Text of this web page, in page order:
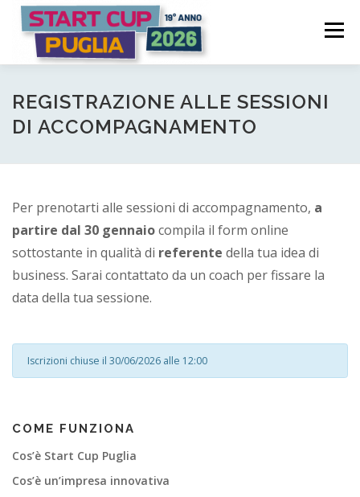
Passa
contenuto
a
C
p
P
u
Menù
COME FUNZIONA PARTECIPA PREMI
LOGIN CANDIDATURA
REGISTRAZIONE ALLE SESSIONI
DI ACCOMPAGNAMENTO
Per prenotarti alle sessioni di accompagnamento, a
partire dal 30 gennaiocompila il form online
sottostante in qualità di referente della tua idea di
business. Sarai contattato da un coach per fissare la
data della tua sessione.
Iscrizioni chiuse il 30/06/2026 alle 12:00
COME FUNZIONA
Cos’è Start Cup Puglia
Cos’è un’impresa innovativa